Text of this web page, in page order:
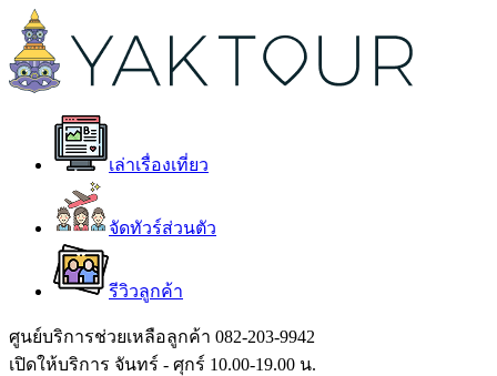
เล่าเรื่องเที่ยว
จัดทัวร์ส่วนตัว
รีวิวลูกค้า
ศูนย์บริการช่วยเหลือลูกค้า 082-203-9942
เปิดให้บริการ จันทร์ - ศุกร์ 10.00-19.00 น.